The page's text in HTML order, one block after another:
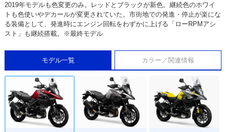
2019年モデルも色変更のみ。レッドとブラックが新色。継続色のホワイ
トも色使いやデカールが変更されていた。市街地での発進・停止が楽にな
る装備として、発進時にエンジン回転をわずかに上げる「ローRPMアシ
スト」も継続搭載。※最終モデル
モデル一覧 カラー／関連情報